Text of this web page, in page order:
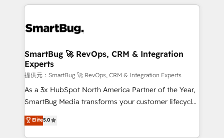
トを組み込んだ顧客フロント業務（マーケティング・営
ィブ・エージェンシーです。事業部・グループ会社・部
を、CRMを軸とした全社共通基盤に再構築します。意
思決定者・PMO・現場担当者に並走します。 1️⃣
HubSpot導入・活用支援 顧客データの一元化から、
GTMの見える化・自動化まで。全Hub統合運用、デー
タ品質設計、グループ横断のCRM統合に対応します。
の一部をAIが自律実行する組織への移行を設計・実装。
Breeze・Claude等をHubSpotと連携させ、役割定義・
SmartBug 🚀 RevOps, CRM & Integration
Experts
提供元：SmartBug 🚀 RevOps, CRM & Integration Experts
As a 3x HubSpot North America Partner of the Year,
SmartBug Media transforms your customer lifecycle
into a revenue engine. Our unified ecosystem
includes specialized divisions Globalia (AI &
Elite5.0